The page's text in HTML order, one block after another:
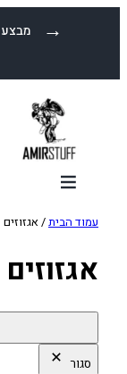
מבצע →
עמוד הבית/ אגזוזים
אגזוזים
סגור